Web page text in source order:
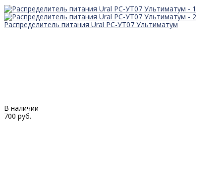
Распределитель питания Ural РС-УТ07 Ультиматум
В наличии
700 руб.